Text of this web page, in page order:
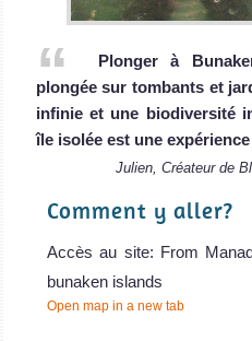
Plonger à
plongée sur tombants et
infinie et une biodiversité
île isolée est une
Julien, Créateur de
Comment y aller?
Accès au site: From
bunaken islands
Open map in a new tab